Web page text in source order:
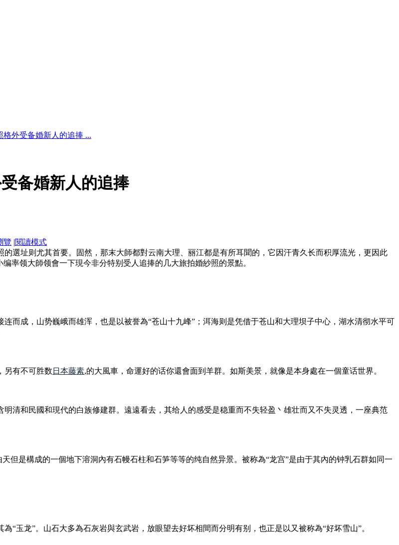
外受备婚新人的追捧 ...
备婚新人的追捧
覽 |閱讀模式
選址则尤其首要。固然，那末大師都對云南大理、丽江都是有所耳聞的，它因汗青久长而积厚流光，更因此
率领大師领會一下現今非分特别受人追捧的几大旅拍婚紗照的景點。
而成，山势巍峨而雄浑，也是以被誉為“苍山十九峰”；洱海则是凭借于苍山和大理坝子中心，湖水清彻水平可
另有不可胜数 日本藤素,的大風車，命運好的话你還會面到羊群。如斯美景，就像是本身處在一個童话世界。
清和民國和現代的白族修建群。遠遠看去，其给人的感受是稳重而不失轻盈丶雄壮而又不失灵透，一座典范
但是構成的一個地下溶洞內有石幔石柱和石笋等等的纯自然异景。被称為“龙宫”是由于其內的钟乳石群如同一
“玉龙”。山石大多為石灰岩與玄武岩，放眼望去好坏相間而分明有别，也正是以又被称為“好坏雪山”。